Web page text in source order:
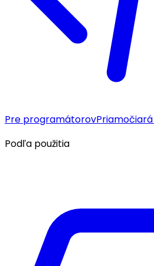
Pre programátorov
Podľa použitia